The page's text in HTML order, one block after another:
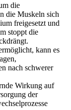
die
die Muskeln sich
freigesetzt und
stoppt die
kann es
nach schwerer
Wirkung auf
der